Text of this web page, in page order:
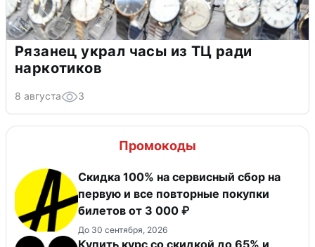
Рязанец украл часы из ТЦ ради
наркотиков
8 августа 3
Промокоды
Скидка 100% на сервисный сбор на
первую и все повторные покупки
билетов от 3 000 ₽
До 30 сентября, 2026
Купить курс со скидкой до 65% и